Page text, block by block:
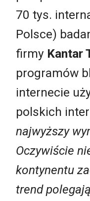
70 tys.
Polsce)
firmy Kantar
programów
internecie
polskich
najwyższy
Oczywiście
kontynentu
trend